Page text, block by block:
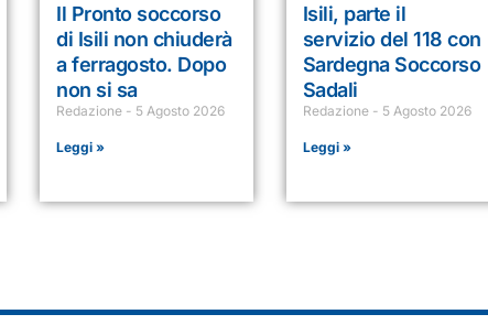
Il Pronto soccorso
di Isili non chiuderà
a ferragosto. Dopo
non si sa
Redazione 5 Agosto 2026
Leggi »
Isili, parte il
servizio del 118 con
Sardegna Soccorso
Sadali
Redazione 5 Agosto 2026
Leggi »